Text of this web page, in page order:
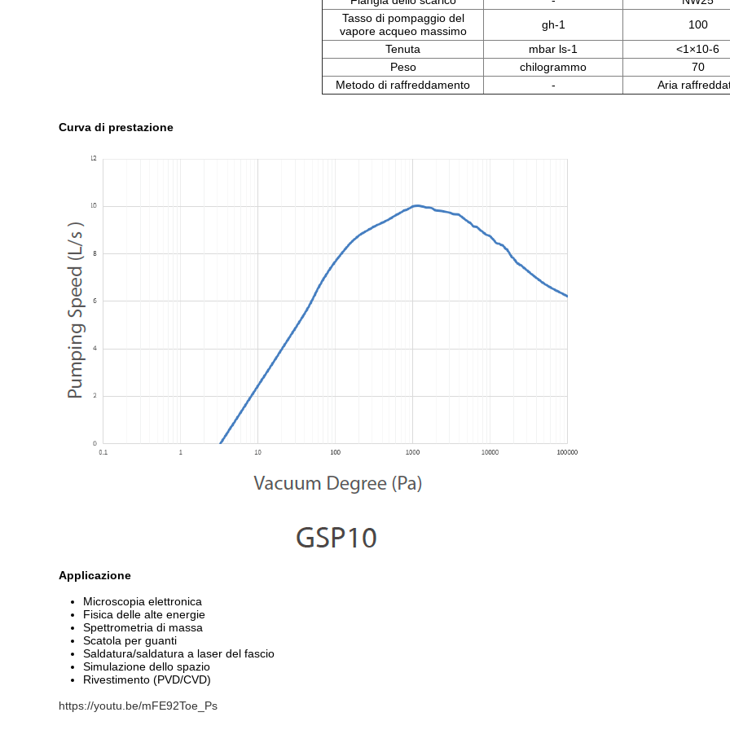
Tasso di pompaggio del
vapore acqueo massimo
gh-1
100
Tenuta
mbar ls-1
<1×10-6
Peso
chilogrammo
70
Metodo di raffreddamento
- Aria
Curva di prestazione
Applicazione
Microscopia elettronica
Fisica delle alte energie
Spettrometria di massa
Scatola per guanti
Saldatura/saldatura a laser del fascio
Simulazione dello spazio
Rivestimento (PVD/CVD)
https://youtu.be/mFE92Toe_Ps